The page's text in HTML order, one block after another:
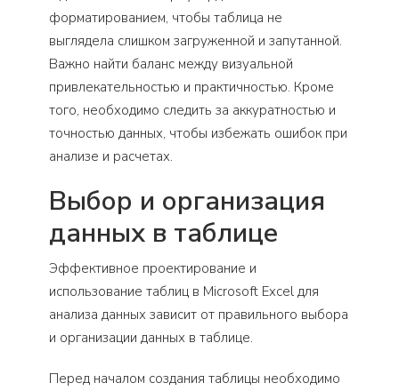
форматированием, чтобы таблица не
выглядела слишком загруженной и запутанной.
Важно найти баланс между визуальной
привлекательностью и практичностью. Кроме
того, необходимо следить за аккуратностью и
точностью данных, чтобы избежать ошибок при
анализе и расчетах.
Выбор и организация
данных в таблице
Эффективное проектирование и
использование таблиц в Microsoft Excel для
анализа данных зависит от правильного выбора
и организации данных в таблице.
Перед началом создания таблицы необходимо